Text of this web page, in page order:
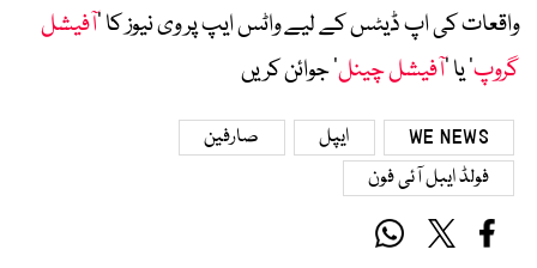
واقعات کی اپ ڈیٹس کے لیے واٹس ایپ پر وی نیوز کا ’آفیشل
گروپ‘ یا ’آفیشل چینل‘ جوائن کریں
WE NEWS ایپل
صارفین
فولڈ ایبل آئی فون